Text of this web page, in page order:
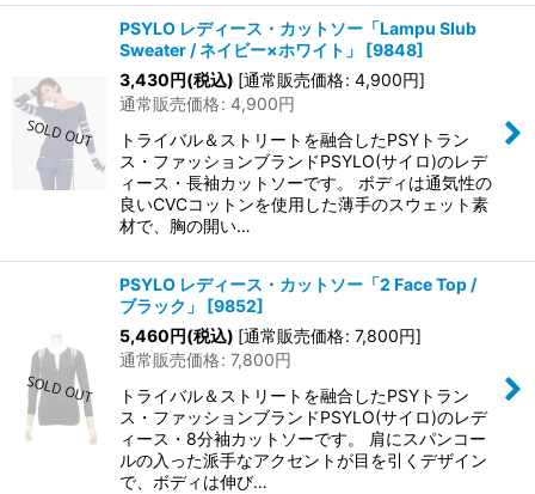
PSYLO レディース・カットソー「Lampu Slub
Sweater / ネイビー×ホワイト」
[9848]
3,430円(税込) [通常販売価格: 4,900円]
通常販売価格: 4,900円
トライバル＆ストリートを融合したPSYトラン
ス・ファッションブランドPSYLO(サイロ)のレデ
ィース・長袖カットソーです。 ボディは通気性の
良いCVCコットンを使用した薄手のスウェット素
材で、胸の開い…
PSYLO レディース・カットソー「2 Face Top /
ブラック」
[9852]
5,460円(税込) [通常販売価格: 7,800円]
通常販売価格: 7,800円
トライバル＆ストリートを融合したPSYトラン
ス・ファッションブランドPSYLO(サイロ)のレデ
ィース・8分袖カットソーです。 肩にスパンコー
ルの入った派手なアクセントが目を引くデザイン
で、ボディは伸び…